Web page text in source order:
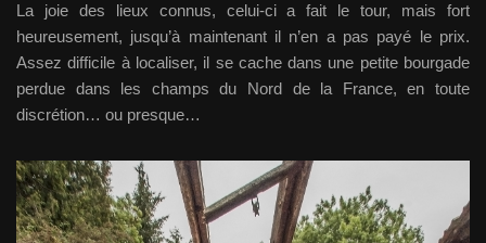
La joie des lieux connus, celui-ci a fait le tour, mais fort
heureusement, jusqu’à maintenant il n’en a pas payé le prix.
Assez difficile à localiser, il se cache dans une petite bourgade
perdue dans les champs du Nord de la France, en toute
discrétion… ou presque…